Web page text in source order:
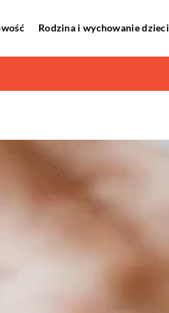
Rodzina i wychowanie dzieci